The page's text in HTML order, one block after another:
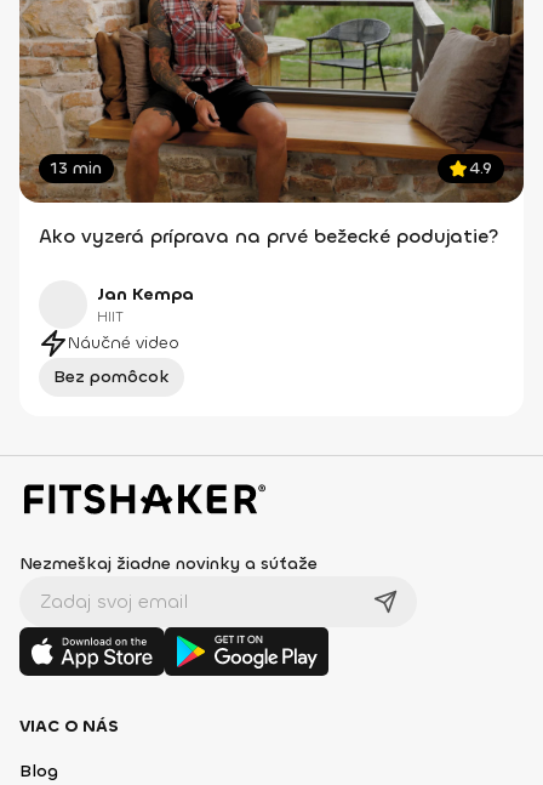
13 min 4.9
Ako vyzerá príprava na prvé bežecké podujatie?
Jan Kempa
HIIT
Náučné video
Bez pomôcok
Nezmeškaj žiadne novinky a súťaže
VIAC O NÁS
Blog